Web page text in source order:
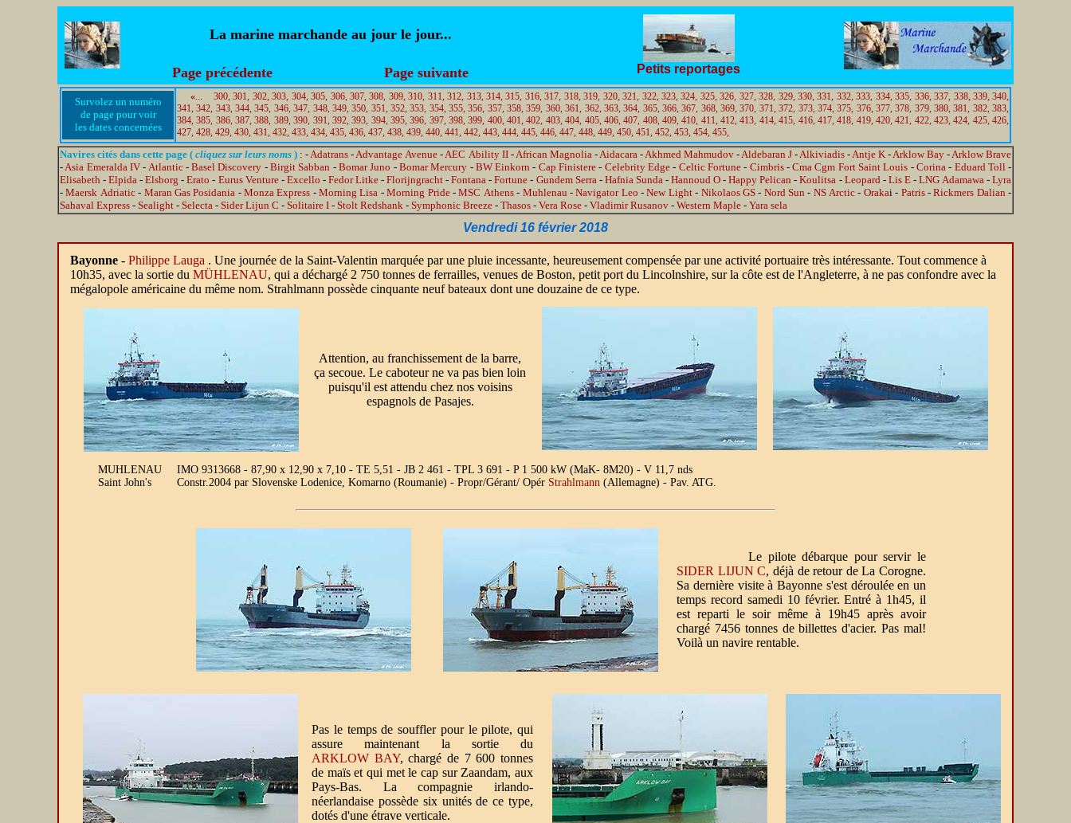
La marine marchande au jour le jour...
Petits reportages
Page précédente Page suivante
Survolez un numéro
de page pour voir
les dates concernées
«... 300, 301, 302, 303, 304, 305, 306, 307, 308, 309, 310, 311, 312, 313, 314, 315, 316, 317, 318, 319, 320, 321, 322, 323, 324, 325, 326, 327, 328, 329, 330, 331, 332, 333, 334, 335, 336, 337, 338, 339, 340,
341, 342, 343, 344, 345, 346, 347, 348, 349, 350, 351, 352, 353, 354, 355, 356, 357, 358, 359, 360, 361, 362, 363, 364, 365, 366, 367, 368, 369, 370, 371, 372, 373, 374, 375, 376, 377, 378, 379, 380, 381, 382, 383,
384, 385, 386, 387, 388, 389, 390, 391, 392, 393, 394, 395, 396, 397, 398, 399, 400, 401, 402, 403, 404, 405, 406, 407, 408, 409, 410, 411, 412, 413, 414, 415, 416, 417, 418, 419, 420, 421, 422, 423, 424, 425, 426,
427, 428, 429, 430, 431, 432, 433, 434, 435, 436, 437, 438, 439, 440, 441, 442, 443, 444, 445, 446, 447, 448, 449, 450, 451, 452, 453, 454, 455,
Navires cités dans cette page ( cliquez sur leurs noms) : -Adatrans -Advantage Avenue -AEC Ability II-African Magnolia-Aidacara-Akhmed Mahmudov-Aldebaran J-Alkiviadis-Antje K -Arklow Bay -Arklow Brave
-Asia Emeralda IV- Atlantic-Basel Discovery -Birgit Sabban - Bomar Juno - Bomar Mercury - BW Einkorn - Cap Finistere - Celebrity Edge- Celtic Fortune- Cimbris-Cma Cgm Fort Saint Louis - Corina- Eduard Toll-
Elisabeth -Elpida -Elsborg -Erato - Eurus Venture- Excello - Fedor Litke -Florijngracht -Fontana -Fortune - Gundem Serra- Hafnia Sunda- Hannoud O -Happy Pelican -Koulitsa - Leopard- Lis E- LNG Adamawa -Lyra
-Maersk Adriatic- Maran Gas Posidania - Monza Express -Morning Lisa -Morning Pride-MSC Athens- Muhlenau -Navigator Leo -New Light- Nikolaos GS- Nord Sun - NS Arctic - Orakai - Patris-Rickmers Dalian -
Sahaval Express - Sealight - Selecta - Sider Lijun C - Solitaire I - Stolt Redshank - Symphonic Breeze - Thasos - Vera Rose - Vladimir Rusanov - Western Maple - Yara sela
Vendredi 16 février 2018
Bayonne - Philippe Lauga . Une journée de la Saint-Valentin marquée par une pluie incessante, heureusement compensée par une activité portuaire très intéressante. Tout commence à
10h35, avec la sortie du MÜHLENAU, qui a déchargé 2 750 tonnes de ferrailles, venues de Boston, petit port du Lincolnshire, sur la côte est de l'Angleterre, à ne pas confondre avec la
mégalopole américaine du même nom. Strahlmann possède cinquante neuf bateaux dont une douzaine de ce type.
Attention, au franchissement de la barre,
ça secoue. Le caboteur ne va pas bien loin
puisqu'il est attendu chez nos voisins
espagnols de Pasajes.
MUHLENAU
Saint John's
IMO 9313668 - 87,90 x 12,90 x 7,10 - TE 5,51 - JB 2 461 - TPL 3 691 - P 1 500 kW (MaK- 8M20) - V 11,7 nds
Constr.2004 par Slovenske Lodenice, Komarno (Roumanie) - Propr/Gérant/ Opér Strahlmann (Allemagne) - Pav. ATG.
Le pilote débarque pour servir le
SIDER LIJUN C, déjà de retour de La Corogne.
Sa dernière visite à Bayonne s'est déroulée en un
temps record samedi 10 février. Entré à 1h45, il
est reparti le soir même à 19h45 après avoir
chargé 7456 tonnes de billettes d'acier. Pas mal!
Voilà un navire rentable.
Pas le temps de souffler pour le pilote, qui
assure maintenant la sortie du
ARKLOW BAY, chargé de 7 600 tonnes
de maïs et qui met le cap sur Zaandam, aux
Pays-Bas. La compagnie irlando-
néerlandaise possède six unités de ce type,
dotés d'une étrave verticale.